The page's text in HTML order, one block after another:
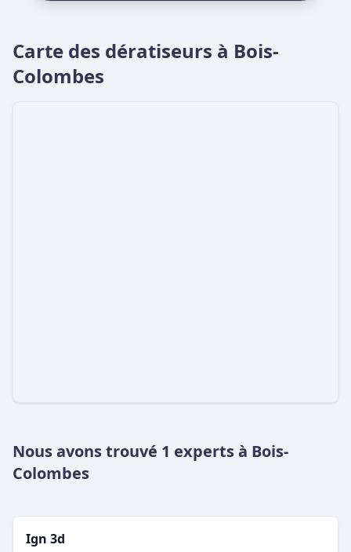
Carte des dératiseurs à Bois-
Colombes
Nous avons trouvé 1 experts à Bois-
Colombes
Ign 3d